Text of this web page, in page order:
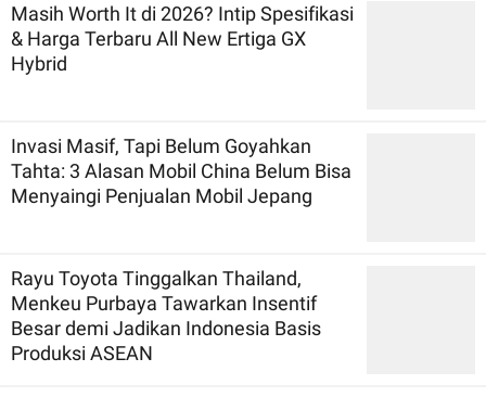
Masih Worth It di 2026? Intip Spesifikasi
& Harga Terbaru All New Ertiga GX
Hybrid
Invasi Masif, Tapi Belum Goyahkan
Tahta: 3 Alasan Mobil China Belum Bisa
Menyaingi Penjualan Mobil Jepang
Rayu Toyota Tinggalkan Thailand,
Menkeu Purbaya Tawarkan Insentif
Besar demi Jadikan Indonesia Basis
Produksi ASEAN